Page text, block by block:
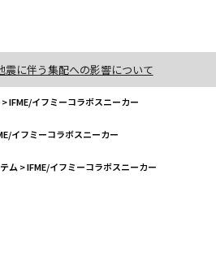
震に伴う集配への影響について
>IFME/イフミーコラボスニーカー
イフミーコラボスニーカー
ム >IFME/イフミーコラボスニーカー